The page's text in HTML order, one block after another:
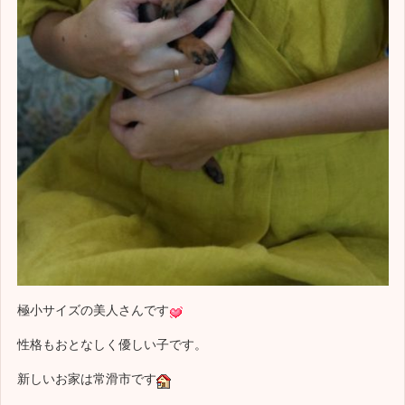
極小サイズの美人さんです
性格もおとなしく優しい子です。
新しいお家は常滑市です